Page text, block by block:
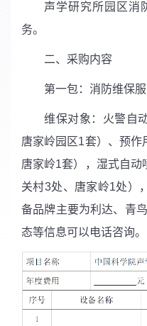
声学研究所园区消
务。
二、采购内容
第一包：消防维保
维保对象：火警自
唐家岭园区1套）、预作
唐家岭1套），湿式自动
关村3处、唐家岭1处）
备品牌主要为利达、青
态等信息可以电话咨询。